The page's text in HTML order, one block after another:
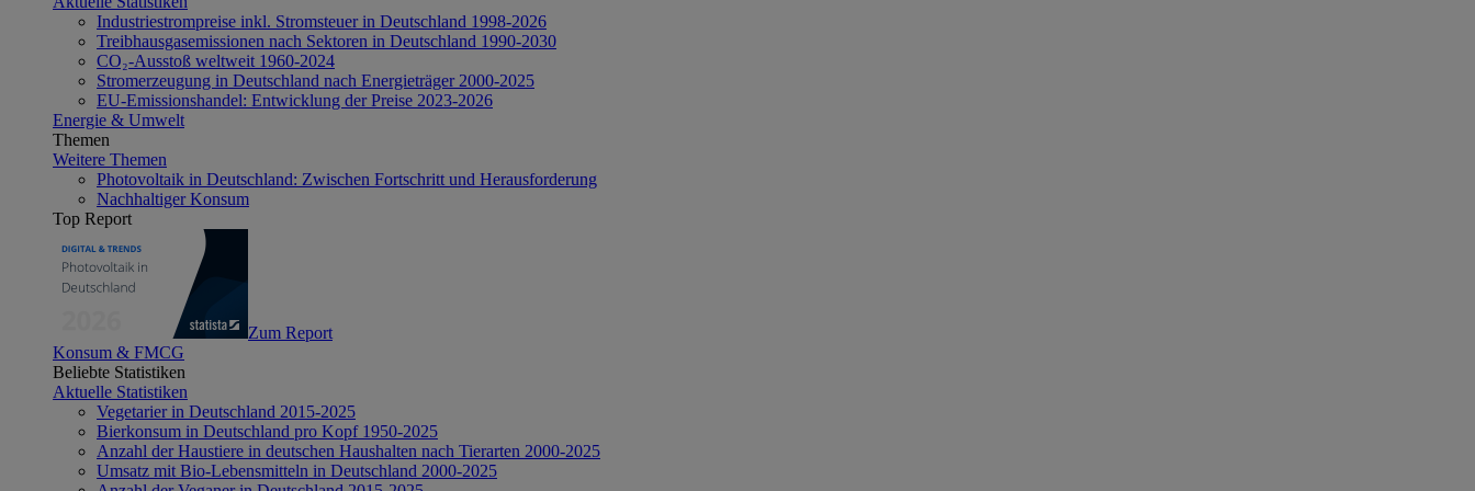
Industriestrompreise inkl. Stromsteuer in Deutschland 1998-2026
Treibhausgasemissionen nach Sektoren in Deutschland 1990-2030
CO₂-Ausstoß weltweit 1960-2024
Stromerzeugung in Deutschland nach Energieträger 2000-2025
EU-Emissionshandel: Entwicklung der Preise 2023-2026
Energie & Umwelt
Themen
Weitere Themen
Photovoltaik in Deutschland: Zwischen Fortschritt und Herausforderung
Nachhaltiger Konsum
Top Report
Zum Report
Konsum & FMCG
Beliebte Statistiken
Aktuelle Statistiken
Vegetarier in Deutschland 2015-2025
Bierkonsum in Deutschland pro Kopf 1950-2025
Anzahl der Haustiere in deutschen Haushalten nach Tierarten 2000-2025
Umsatz mit Bio-Lebensmitteln in Deutschland 2000-2025